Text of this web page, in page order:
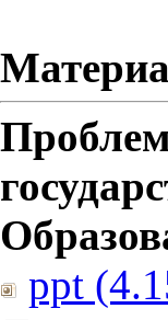
ppt